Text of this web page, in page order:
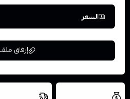
السعر
إرفاق